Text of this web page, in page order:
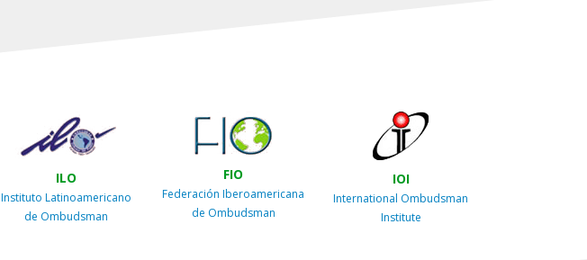
ILO
Instituto Latinoamericano
de Ombudsman
FIO
Federación Iberoamericana
de Ombudsman
IOI
International Ombudsman
Institute